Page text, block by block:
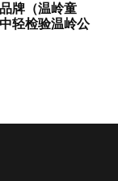
牌（温岭童
轻检验温岭公